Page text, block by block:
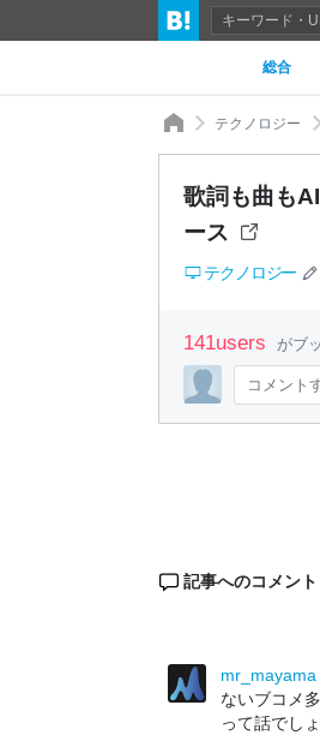
総合
テクノロジー
歌詞も曲も
ース
テクノロジー
141users がブ
コメント
記事へのコメント
mr_mayama
ないブコメ
って話でしょ